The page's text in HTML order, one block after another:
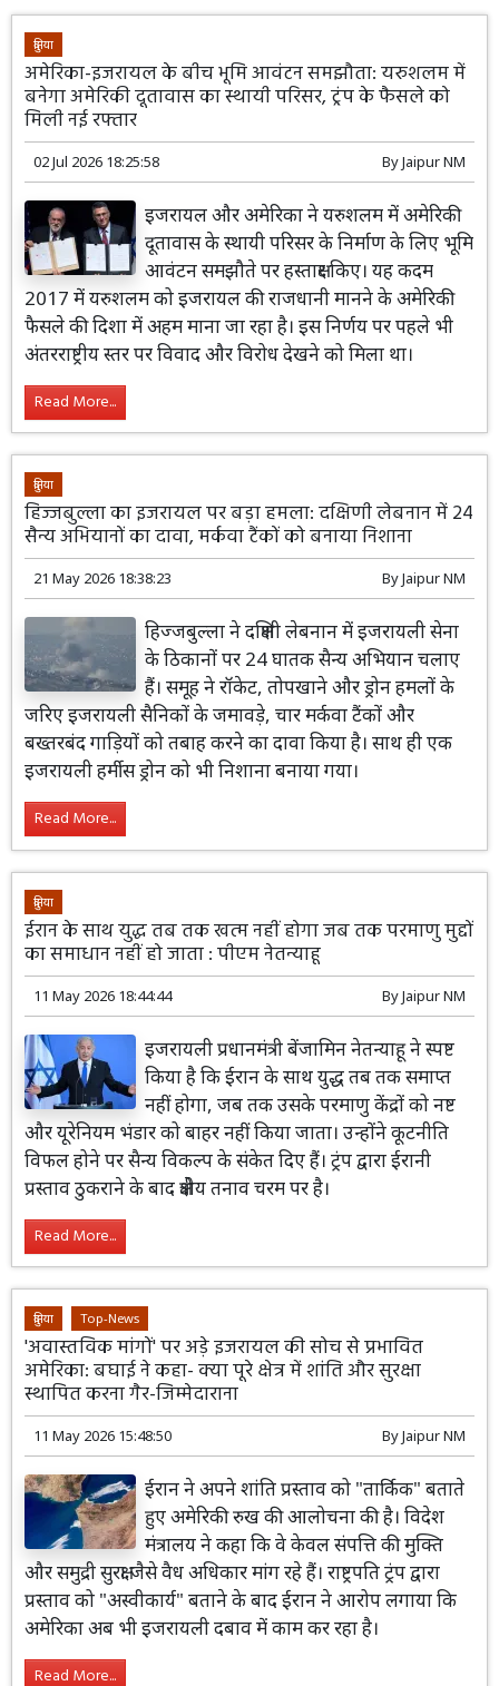
दुनिया
अमेरिका-इजरायल के बीच भूमि आवंटन समझौता: यरुशलम में
बनेगा अमेरिकी दूतावास का स्थायी परिसर, ट्रंप के फैसले को
मिली नई रफ्तार
02 Jul 2026 18:25:58 ByJaipur NM
इजरायल और अमेरिका ने यरुशलम में अमेरिकी
दूतावास के स्थायी परिसर के निर्माण के लिए भूमि
आवंटन समझौते पर हस्ताक्षर किए। यह कदम
2017 में यरुशलम को इजरायल की राजधानी मानने के अमेरिकी
फैसले की दिशा में अहम माना जा रहा है। इस निर्णय पर पहले भी
अंतरराष्ट्रीय स्तर पर विवाद और विरोध देखने को मिला था।
Read More...
दुनिया
हिज्जबुल्ला का इजरायल पर बड़ा हमला: दक्षिणी लेबनान में 24
सैन्य अभियानों का दावा, मर्कवा टैंकों को बनाया निशाना
21 May 2026 18:38:23 ByJaipur NM
हिज्जबुल्ला ने दक्षिणी लेबनान में इजरायली सेना
के ठिकानों पर 24 घातक सैन्य अभियान चलाए
हैं। समूह ने रॉकेट, तोपखाने और ड्रोन हमलों के
जरिए इजरायली सैनिकों के जमावड़े, चार मर्कवा टैंकों और
बख्तरबंद गाड़ियों को तबाह करने का दावा किया है। साथ ही एक
इजरायली हर्मीस ड्रोन को भी निशाना बनाया गया।
Read More...
दुनिया
ईरान के साथ युद्ध तब तक खत्म नहीं होगा जब तक परमाणु मुद्दों
का समाधान नहीं हो जाता : पीएम नेतन्याहू
11 May 2026 18:44:44 ByJaipur NM
इजरायली प्रधानमंत्री बेंजामिन नेतन्याहू ने स्पष्ट
किया है कि ईरान के साथ युद्ध तब तक समाप्त
नहीं होगा, जब तक उसके परमाणु केंद्रों को नष्ट
और यूरेनियम भंडार को बाहर नहीं किया जाता। उन्होंने कूटनीति
विफल होने पर सैन्य विकल्प के संकेत दिए हैं। ट्रंप द्वारा ईरानी
प्रस्ताव ठुकराने के बाद क्षेत्रीय तनाव चरम पर है।
Read More...
दुनिया Top-News
'अवास्तविक मांगों' पर अड़े इजरायल की सोच से प्रभावित
अमेरिका: बघाई ने कहा- क्या पूरे क्षेत्र में शांति और सुरक्षा
स्थापित करना गैर-जिम्मेदाराना
11 May 2026 15:48:50 ByJaipur NM
ईरान ने अपने शांति प्रस्ताव को "तार्किक" बताते
हुए अमेरिकी रुख की आलोचना की है। विदेश
मंत्रालय ने कहा कि वे केवल संपत्ति की मुक्ति
और समुद्री सुरक्षा जैसे वैध अधिकार मांग रहे हैं। राष्ट्रपति ट्रंप द्वारा
प्रस्ताव को "अस्वीकार्य" बताने के बाद ईरान ने आरोप लगाया कि
अमेरिका अब भी इजरायली दबाव में काम कर रहा है।
Read More...